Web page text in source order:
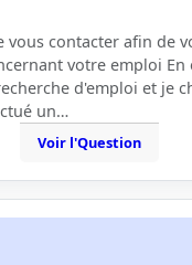
vous contacter afin de
votre emploi En
d'emploi et je
un…
Voir l'Question